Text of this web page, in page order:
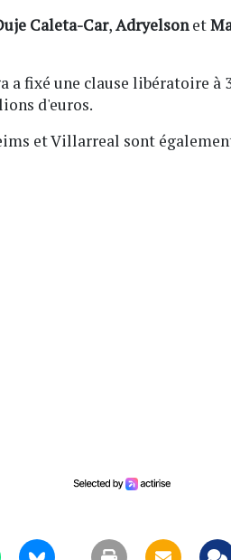
Caleta-Car,Adryelsonet
a fixé une clause libératoire à
d'euros.
et Villarreal sont